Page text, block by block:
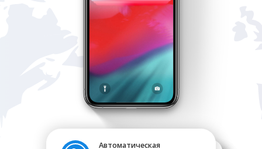
Автоматическая